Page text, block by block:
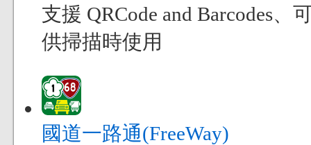
支援 QRCode and Barcodes
供掃描時使用
國道一路通(FreeWay)